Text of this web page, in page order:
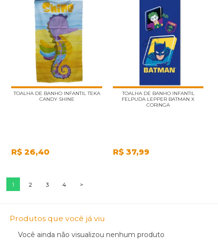
TOALHA DE BANHO INFANTIL TEKA
CANDY SHINE
R$ 26,40
TOALHA DE BANHO INFANTIL
FELPUDA LEPPER BATMAN X
CORINGA
R$ 37,99
1 2 3 4 >
Produtos que você já viu
Você ainda não visualizou nenhum produto